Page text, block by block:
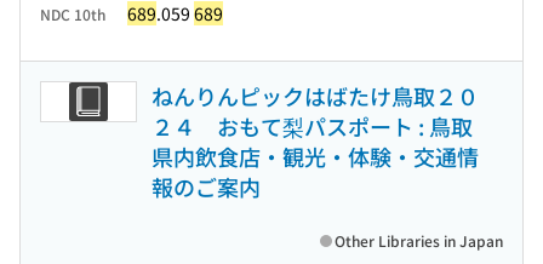
NDC 10th 689.059 689
ねんりんピックはばたけ鳥取２０
２４ おもて梨パスポート : 鳥取
県内飲食店・観光・体験・交通情
報のご案内
Other Libraries in Japan